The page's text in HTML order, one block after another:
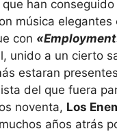
han
música
con
unido a un cierto
estaran presentes
del que fuera
noventa, Los
años atrás